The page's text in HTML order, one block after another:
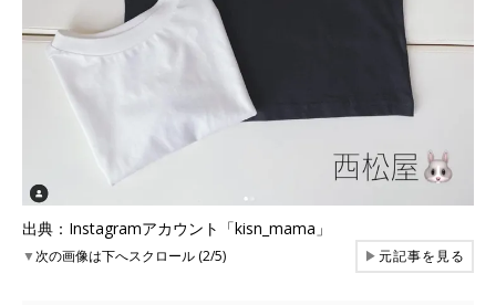
出典：Instagramアカウント「kisn_mama」
▼次の画像は下へスクロール (2/5) ▶元記事を見る